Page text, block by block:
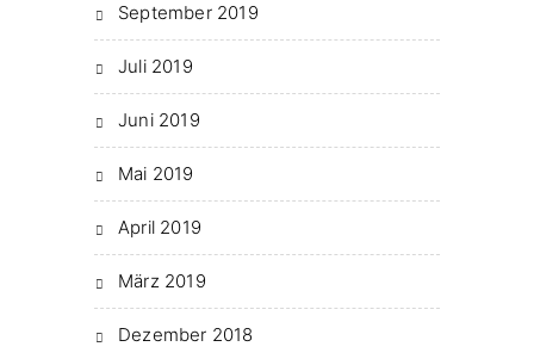
September 2019
Juli 2019
Juni 2019
Mai 2019
April 2019
März 2019
Dezember 2018